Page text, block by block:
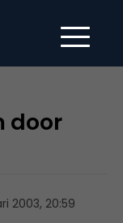
door
2003, 20:59